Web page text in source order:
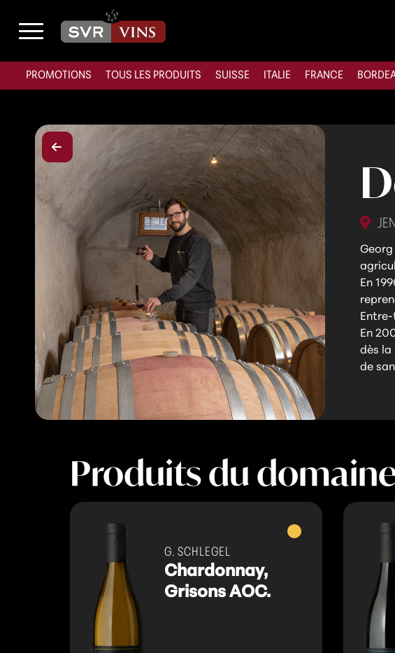
PROMOTIONS TOUS LES PRODUITS SUISSE ITALIE FRANCE
Georg
En
En
dès la
de
Produits du
Vins
G. SCHLEGEL
Chardonnay,
Grisons AOC.